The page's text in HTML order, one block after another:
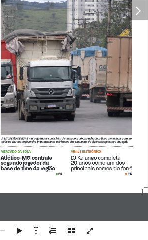
Atlético-MG contrata
segundo jogador da
base de time da região
DJ Kalango completa
20 anos como um dos
principais nomes do forró
MERCADO DA BOLA VINIL E ELETRÔNICO
• P9 • P12
A SITUAÇÃO DE RUAS mal asfaltadas e com falta de drenagem urbana adequada ficou ainda mais gritante
após as chuvas de fevereiro, impactando as atividades das empresas de diversos segmentos da região